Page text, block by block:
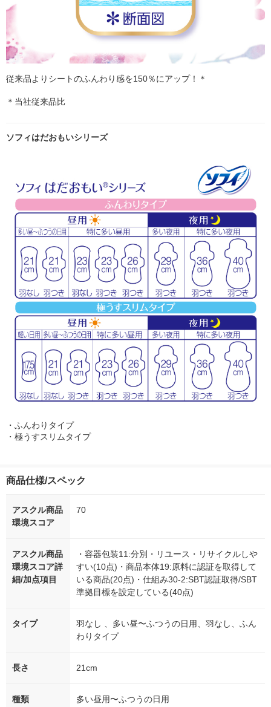
従来品よりシートのふんわり感を150％にアップ！＊
＊当社従来品比
ソフィはだおもいシリーズ
・ふんわりタイプ
・極うすスリムタイプ
商品仕様/スペック
アスクル商品
環境スコア
70
アスクル商品
環境スコア詳
細/加点項目
・容器包装11:分別・リユース・リサイクルしや
すい(10点)・商品本体19:原料に認証を取得して
いる商品(20点)・仕組み30-2:SBT認証取得/SBT
準拠目標を設定している(40点)
タイプ
羽なし 、多い昼〜ふつうの日用、羽なし、ふん
わりタイプ
長さ 21cm
種類 多い昼用〜ふつうの日用